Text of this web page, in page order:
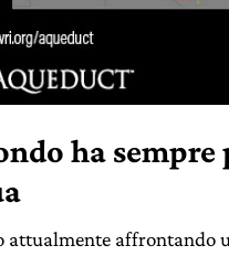
ha sempre
attualmente affrontando